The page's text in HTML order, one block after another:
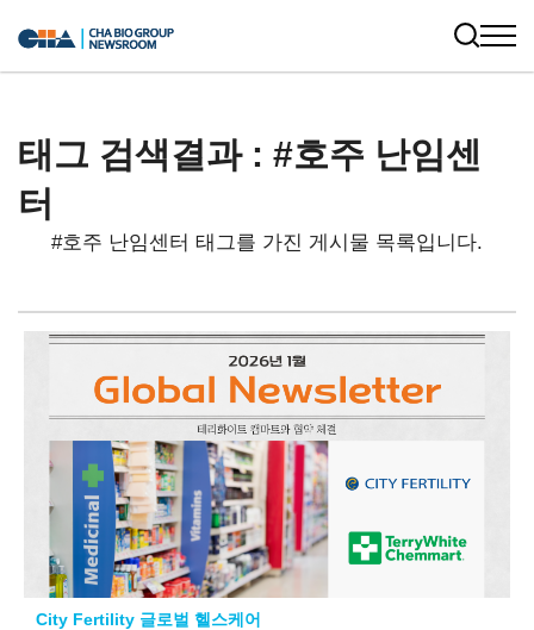
태그 검색결과 : #호주 난임센
터
#호주 난임센터 태그를 가진 게시물 목록입니다.
City Fertility 글로벌 헬스케어